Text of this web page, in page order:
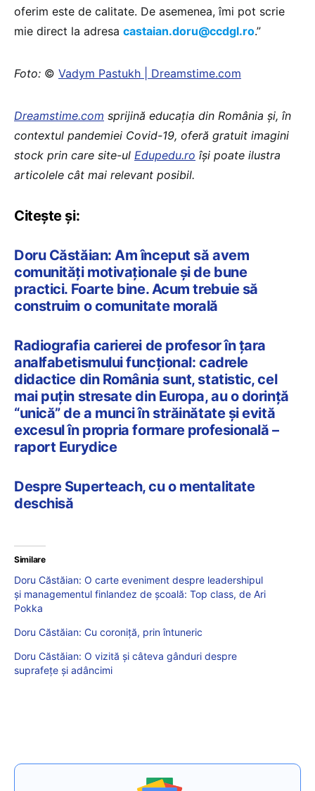
oferim este de calitate. De asemenea, îmi pot scrie
mie direct la adresa castaian.doru@ccdgl.ro.”
Foto: © Vadym Pastukh | Dreamstime.com
Dreamstime.com sprijină educaţia din România şi, în
contextul pandemiei Covid-19, oferă gratuit imagini
stock prin care site-ul Edupedu.ro îşi poate ilustra
articolele cât mai relevant posibil.
Citește și:
Doru Căstăian: Am început să avem
comunități motivaționale și de bune
practici. Foarte bine. Acum trebuie să
construim o comunitate morală
Radiografia carierei de profesor în țara
analfabetismului funcțional: cadrele
didactice din România sunt, statistic, cel
mai puțin stresate din Europa, au o dorință
“unică” de a munci în străinătate și evită
excesul în propria formare profesională –
raport Eurydice
Despre Superteach, cu o mentalitate
deschisă
Similare
Doru Căstăian: O carte eveniment despre leadershipul
și managementul finlandez de școală: Top class, de Ari
Pokka
Doru Căstăian: Cu coroniţă, prin întuneric
Doru Căstăian: O vizită și câteva gânduri despre
suprafețe și adâncimi